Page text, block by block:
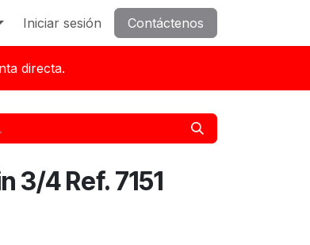
Iniciar sesión Contáctenos
directa.
3/4 Ref. 7151